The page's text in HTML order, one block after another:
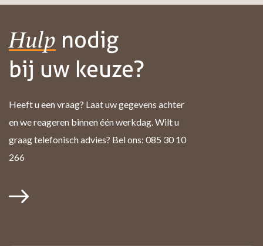
Hulp nodig
bij uw keuze?
Heeft u een vraag? Laat uw gegevens achter
en we reageren binnen één werkdag. Wilt u
graag telefonisch advies? Bel ons: 085 30 10
266